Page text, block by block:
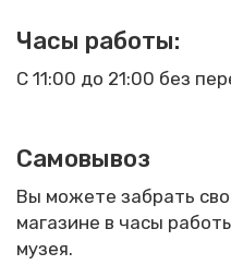
Часы работы:
С 11:00 до 21:00 без
Самовывоз
Вы можете забрать
магазине в часы
музея.